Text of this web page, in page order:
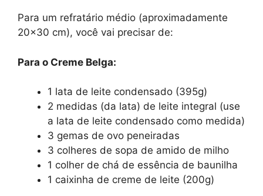
Para um refratário médio (aproximadamente
20×30 cm), você vai precisar de:
Para o Creme Belga:
1 lata de leite condensado (395g)
2 medidas (da lata) de leite integral (use
a lata de leite condensado como medida)
3 gemas de ovo peneiradas
3 colheres de sopa de amido de milho
1 colher de chá de essência de baunilha
1 caixinha de creme de leite (200g)